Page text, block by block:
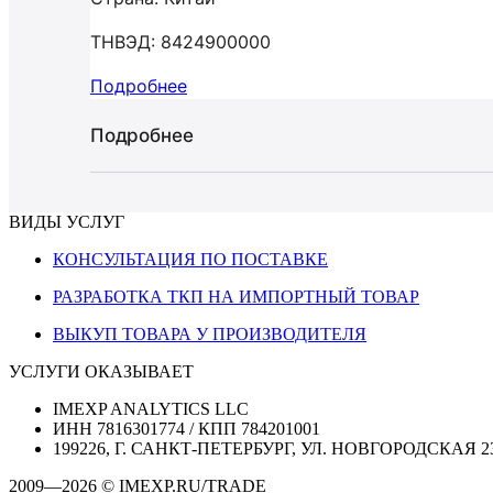
ТНВЭД: 8424900000
Подробнее
Подробнее
ВИДЫ УСЛУГ
КОНСУЛЬТАЦИЯ ПО ПОСТАВКЕ
РАЗРАБОТКА ТКП НА ИМПОРТНЫЙ ТОВАР
ВЫКУП ТОВАРА У ПРОИЗВОДИТЕЛЯ
УСЛУГИ ОКАЗЫВАЕТ
IMEXP ANALYTICS LLC
ИНН 7816301774 / КПП 784201001
199226, Г. САНКТ-ПЕТЕРБУРГ, УЛ. НОВГОРОДСКАЯ
2009—2026 © IMEXP.RU/TRADE